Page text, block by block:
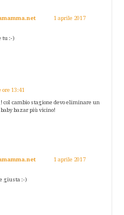
1 aprile 2017
tu :-)
13:41
col cambio stagione devo eliminare un
baby bazar più vicino!
1 aprile 2017
giusta :-)